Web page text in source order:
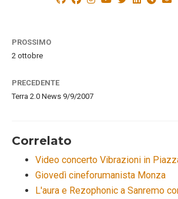
PROSSIMO
2 ottobre
PRECEDENTE
Terra 2.0 News 9/9/2007
Correlato
Video concerto Vibrazioni in
Giovedì cineforumanista Monza
L'aura e Rezophonic a Sanremo